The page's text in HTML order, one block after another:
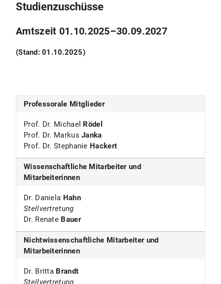
Studienzuschüsse
Amtszeit 01.10.2025–30.09.2027
(Stand: 01.10.2025)
Professorale Mitglieder
Prof. Dr. Michael Rödel
Prof. Dr. MarkusJanka
Prof. Dr. Stephanie Hackert
Wissenschaftliche Mitarbeiter und
Mitarbeiterinnen
Dr. Daniela Hahn
Stellvertretung
Dr. Renate Bauer
Nichtwissenschaftliche Mitarbeiter und
Mitarbeiterinnen
Dr. Britta Brandt
Stellvertretung